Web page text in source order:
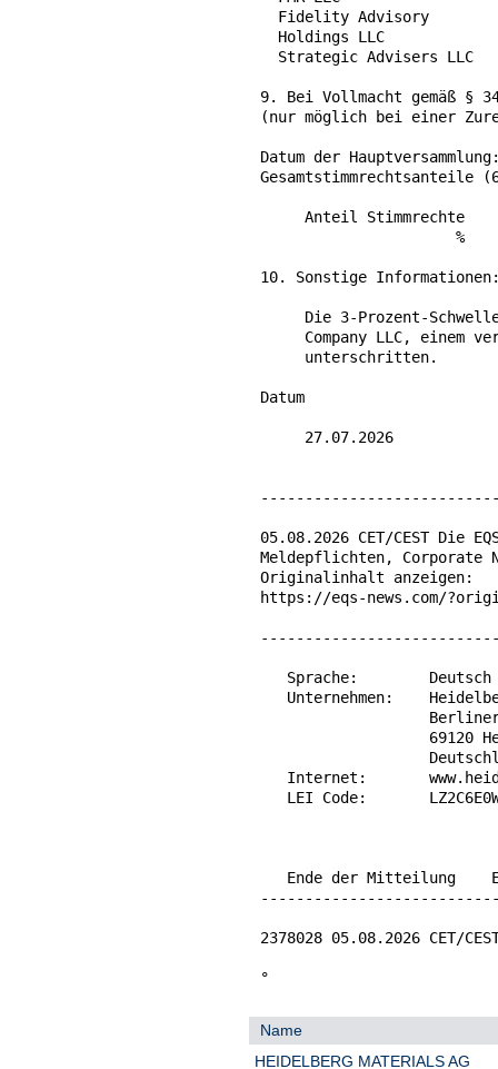
Fidelity Advisory
  Holdings LLC
Strategic Advisers LLC
9. Bei Vollmacht gemäß § 34
(nur möglich bei einer
Datum der
Gesamtstimmrechtsanteile
Anteil Stimmrechte
%
10. Sonstige
Die 3-Prozent-
Company LLC, einem
     unterschritten.
Datum
     27.07.2026
05.08.2026 CET/CEST Die
Meldepflichten, Corporate
Originalinhalt anzeigen:
https://eqs-news.com/
   Sprache:        Deutsch
Unternehmen:
69120
Internet:
LEI Code:
Ende der Mitteilung
2378028 05.08.2026 CET/
°
Name
HEIDELBERG MATERIALS AG